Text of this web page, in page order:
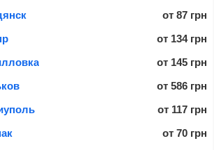
от 87 грн
от 134 грн
от 145 грн
от 586 грн
от 117 грн
от 70 грн